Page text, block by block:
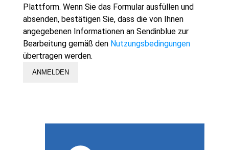
Plattform. Wenn Sie das Formular ausfüllen und
absenden, bestätigen Sie, dass die von Ihnen
angegebenen Informationen an Sendinblue zur
Bearbeitung gemäß den Nutzungsbedingungen
übertragen werden.
ANMELDEN